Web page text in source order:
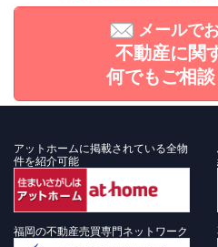
メールで
不動産に関
何でもご相談
アットホームに掲載されている全物
件を紹介可能
福岡の不動産売買専門ネットワーク